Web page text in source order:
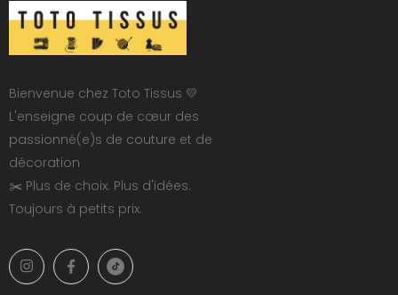
Bienvenue chez Toto Tissus 💛
L'enseigne coup de cœur des
passionné(e)s de couture et de
décoration
✂️ Plus de choix. Plus d'idées.
Toujours à petits prix.